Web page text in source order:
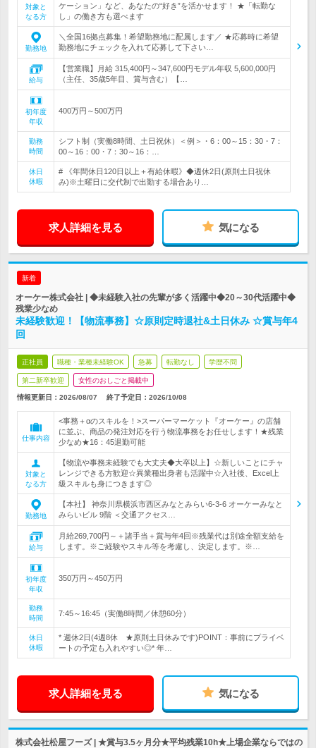
対象と
なる方
ケーション」など、あなたの“好き”を活かせます！ ★「転勤な
し」の働き方も選べます
勤務地
＼全国16拠点募集！希望勤務地に配属します／ ★応募時に希望
勤務地にチェックを入れて応募して下さい…
給与
【営業職】月給 315,400円～347,600円モデル年収 5,600,000円
（主任、35歳5年目、賞与含む）【…
初年度
年収
400万円～500万円
勤務
時間
シフト制（実働8時間、土日祝休）＜例＞・6：00～15：30・7：
00～16：00・7：30～16：…
休日
休暇
# 《年間休日120日以上＋有給休暇》◆週休2日(原則土日祝休
み)※土曜日に交代制で出勤する場合あり…
求人詳細を見る 気になる
新着
オーケー株式会社 | ◆未経験入社の先輩が多く活躍中◆20～30代活躍中◆
残業少なめ
未経験歓迎！【物流事務】☆原則定時退社&土日休み ☆賞与年4
回
正社員 職種・業種未経験OK 急募 転勤なし 学歴不問
第二新卒歓迎 女性のおしごと掲載中
情報更新日：2026/08/07 終了予定日： 2026/10/08
仕事内容
<事務＋αのスキルを！>スーパーマーケット『オーケー』の店舗
に並ぶ、商品の発注対応を行う物流事務をお任せします！★残業
少なめ★16：45退勤可能
対象と
なる方
【物流や事務未経験でも大丈夫◆大卒以上】☆新しいことにチャ
レンジできる方歓迎☆異業種出身者も活躍中☆入社後、Excel上
級スキルも身につきます◎
勤務地
【本社】 神奈川県横浜市西区みなとみらい6-3-6 オーケーみなと
みらいビル 9階 ＜交通アクセス…
給与
月給269,700円～＋諸手当＋賞与年4回※残業代は別途全額支給を
します。※ご経験やスキル等を考慮し、決定します。※…
初年度
年収
350万円～450万円
勤務
時間
7:45～16:45（実働8時間／休憩60分）
休日
休暇
* 週休2日(4週8休 ★原則土日休みです)POINT：事前にプライベ
ートの予定も入れやすい◎* 年…
求人詳細を見る 気になる
株式会社松屋フーズ | ★賞与3.5ヶ月分★平均残業10h★上場企業ならではの